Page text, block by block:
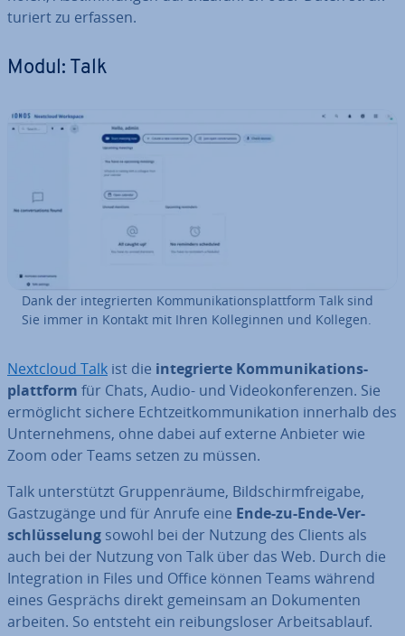
tu­riert zu erfassen.
Modul: Talk
Dank der in­te­grier­ten Kom­mu­ni­ka­ti­ons­platt­form Talk sind
Sie immer in Kontakt mit Ihren Kol­le­gin­nen und Kollegen.
Nextcloud Talk ist die in­te­grier­te Kom­mu­ni­ka­ti­ons­
platt­form für Chats, Audio- und Vi­deo­kon­fe­ren­zen. Sie
er­mög­licht sichere Echt­zeit­kom­mu­ni­ka­ti­on innerhalb des
Un­ter­neh­mens, ohne dabei auf externe Anbieter wie
Zoom oder Teams setzen zu müssen.
Talk un­ter­stützt Grup­pen­räu­me, Bild­schirm­frei­ga­be,
Gast­zu­gän­ge und für Anrufe eine Ende-zu-Ende-Ver­
schlüs­se­lung sowohl bei der Nutzung des Clients als
auch bei der Nutzung von Talk über das Web. Durch die
In­te­gra­ti­on in Files und Office können Teams während
eines Gesprächs direkt gemeinsam an Do­ku­men­ten
arbeiten. So entsteht ein rei­bungs­lo­ser Ar­beits­ab­lauf.